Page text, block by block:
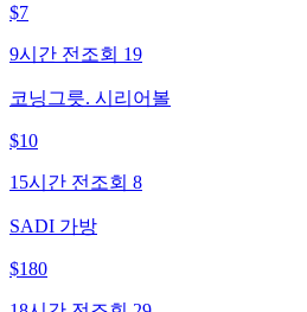
$7
9시간 전 조회 19
코닝그릇. 시리어볼
$10
15시간 전 조회 8
SADI 가방
$180